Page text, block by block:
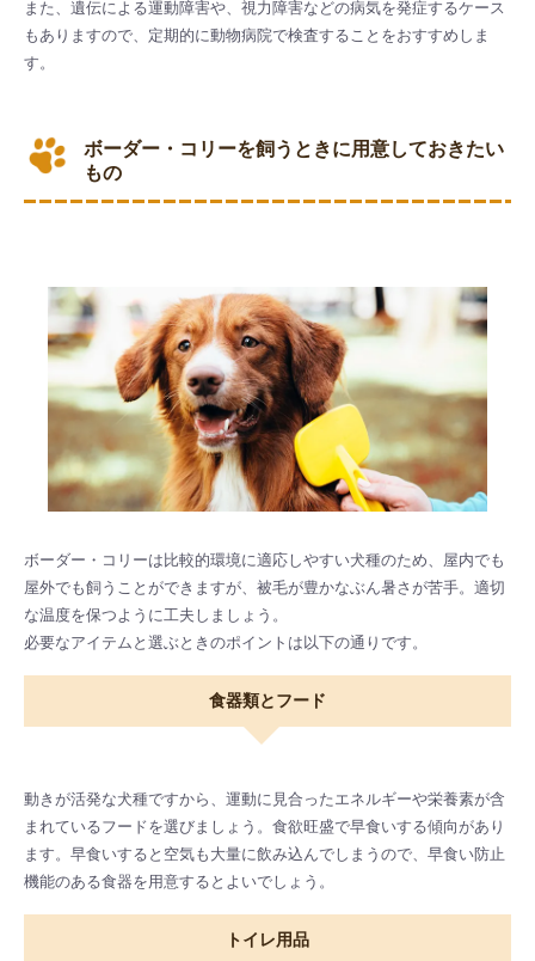
また、遺伝による運動障害や、視力障害などの病気を発症するケース
もありますので、定期的に動物病院で検査することをおすすめしま
す。
ボーダー・コリーを飼うときに用意しておきたい
もの
ボーダー・コリーは比較的環境に適応しやすい犬種のため、屋内でも
屋外でも飼うことができますが、被毛が豊かなぶん暑さが苦手。適切
な温度を保つように工夫しましょう。
必要なアイテムと選ぶときのポイントは以下の通りです。
食器類とフード
動きが活発な犬種ですから、運動に見合ったエネルギーや栄養素が含
まれているフードを選びましょう。食欲旺盛で早食いする傾向があり
ます。早食いすると空気も大量に飲み込んでしまうので、早食い防止
機能のある食器を用意するとよいでしょう。
トイレ用品